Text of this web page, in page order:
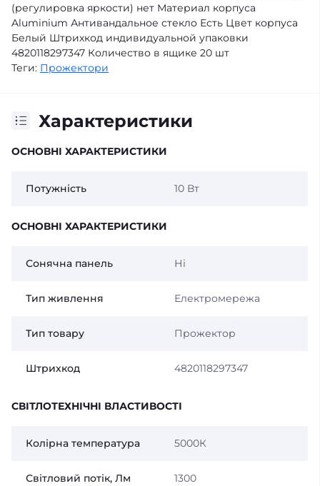
(регулировка яркости) нет Материал корпуса
Aluminium Антивандальное стекло Есть Цвет корпуса
Белый Штрихкод индивидуальной упаковки
4820118297347 Количество в ящике 20 шт
Теги: Прожектори
Характеристики
ОСНОВНІ ХАРАКТЕРИСТИКИ
Потужність 10 Вт
ОСНОВНІ ХАРАКТЕРИСТИКИ
Сонячна панель Ні
Тип живлення Електромережа
Тип товару Прожектор
Штрихкод 4820118297347
СВІТЛОТЕХНІЧНІ ВЛАСТИВОСТІ
Колірна температура 5000К
Світловий потік, Лм 1300